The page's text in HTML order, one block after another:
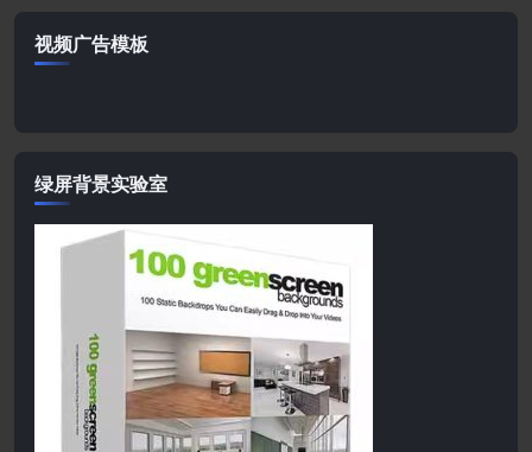
视频广告模板
绿屏背景实验室